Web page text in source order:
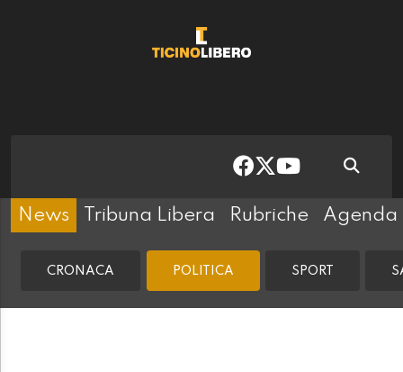
News Tribuna Libera Rubriche Agenda
CRONACA POLITICA SPORT